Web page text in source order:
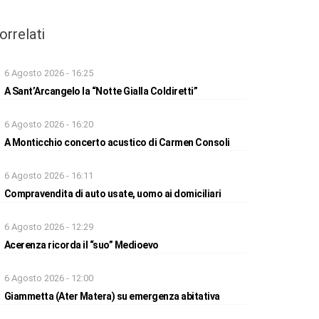
6 Agosto 2026 - 16:25
A Sant’Arcangelo la “Notte Gialla Coldiretti”
6 Agosto 2026 - 16:20
A Monticchio concerto acustico di Carmen Consoli
6 Agosto 2026 - 16:11
Compravendita di auto usate, uomo ai domiciliari
6 Agosto 2026 - 12:29
Acerenza ricorda il “suo” Medioevo
6 Agosto 2026 - 12:00
Giammetta (Ater Matera) su emergenza abitativa